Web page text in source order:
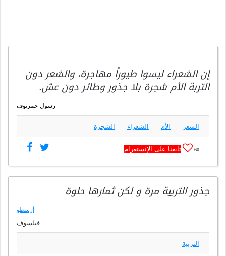
إن الشعراء ليسوا طيوراً مهاجرة، والشعر دون
التربة الأم شجرة بلا جذور وطائر دون عش.
رسول حمزتوف
الشعر الأم الشعراء الشجرة
60 تابعنا على الإنستغرام
جذور التربية مرة و لكن ثمارها حلوة
أرسطو
فيلسوف
التربية